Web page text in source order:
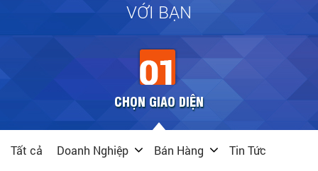
VỚI BẠN
CHỌN GIAO DIỆN
Tất cả Doanh Nghiệp Bán Hàng Tin Tức